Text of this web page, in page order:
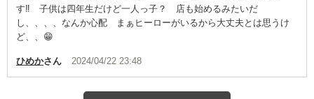
す‼️ 子供は四年生だけど一人っ子？ 店も始めるみたいだ
し、、、、なんか心配 まぁヒーローがいるから大丈夫とは思うけ
ど、、😁
ひめかさん 2024/04/22 23:48